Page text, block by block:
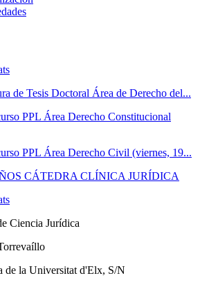
de Tesis Doctoral Área de Derecho del...
PPL Área Derecho Constitucional
PPL Área Derecho Civil (viernes, 19...
CÁTEDRA CLÍNICA JURÍDICA
Ciencia Jurídica
de la Universitat d'Elx, S/N